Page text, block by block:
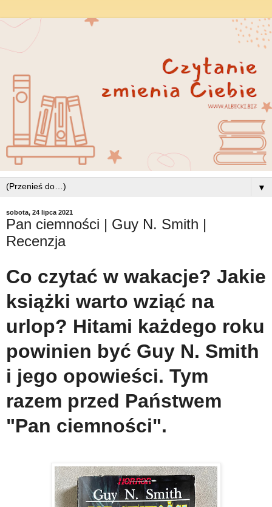
▼
sobota, 24 lipca 2021
Pan ciemności | Guy N. Smith |
Recenzja
Co czytać w wakacje? Jakie
książki warto wziąć na
urlop? Hitami każdego roku
powinien być Guy N. Smith
i jego opowieści. Tym
razem przed Państwem
"Pan ciemności".